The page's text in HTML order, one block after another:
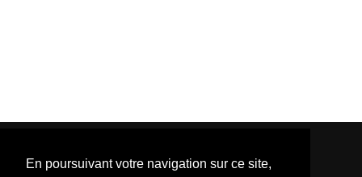
En poursuivant votre navigation sur ce site,